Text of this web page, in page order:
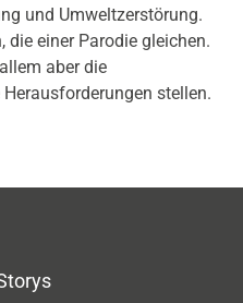
und Umweltzerstörung.
die einer Parodie gleichen.
aber die
stellen.